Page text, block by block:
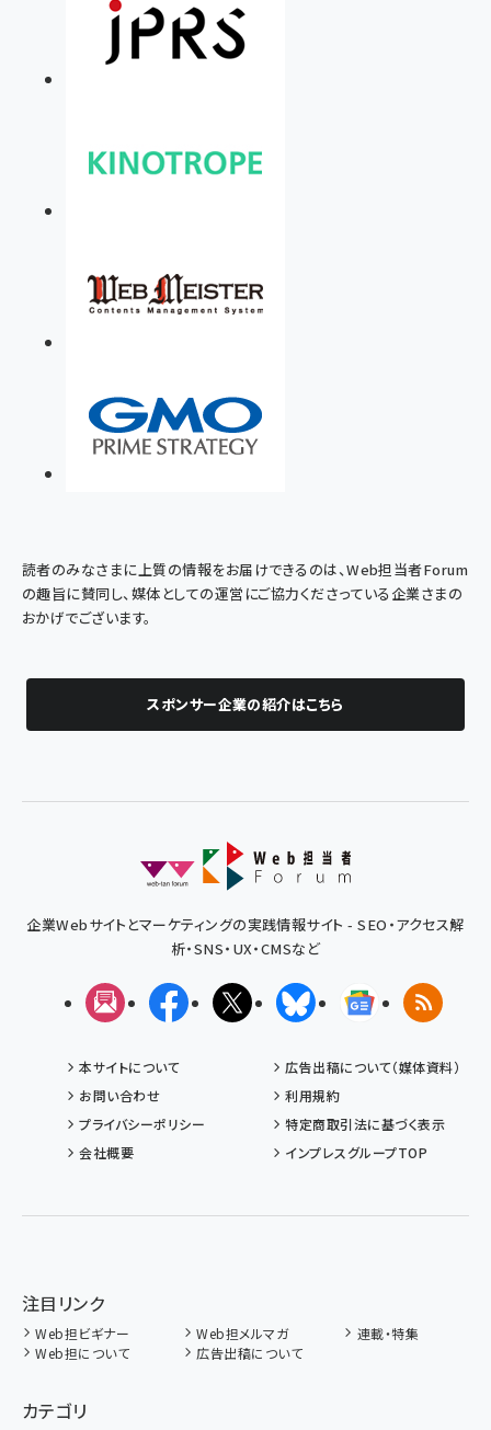
読者のみなさまに上質の情報をお届けできるのは、Web担当者Forum
の趣旨に賛同し、媒体としての運営にご協力くださっている企業さまの
おかげでございます。
スポンサー企業の紹介はこちら
企業Webサイトとマーケティングの実践情報サイト - SEO・アクセス解
析・SNS・UX・CMSなど
メルマガFacebookX(エックス)BlueskyGoogleニュ
RSS
本サイトについて
広告出稿について（媒体資料）
お問い合わせ
利用規約
プライバシーポリシー
特定商取引法に基づく表示
会社概要
インプレスグループTOP
注目リンク
Web担ビギナー Web担メルマガ
連載・特集
Web担について
広告出稿について
カテゴリ